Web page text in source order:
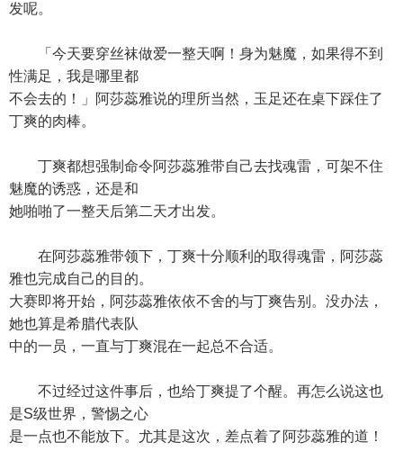
发呢。
「今天要穿丝袜做爱一整天啊！身为魅魔，如果得不到
性满足，我是哪里都
不会去的！」阿莎蕊雅说的理所当然，玉足还在桌下踩住了
丁爽的肉棒。
丁爽都想强制命令阿莎蕊雅带自己去找魂雷，可架不住
魅魔的诱惑，还是和
她啪啪了一整天后第二天才出发。
在阿莎蕊雅带领下，丁爽十分顺利的取得魂雷，阿莎蕊
雅也完成自己的目的。
大赛即将开始，阿莎蕊雅依依不舍的与丁爽告别。没办法，
她也算是希腊代表队
中的一员，一直与丁爽混在一起总不合适。
不过经过这件事后，也给丁爽提了个醒。再怎么说这也
是S级世界，警惕之心
是一点也不能放下。尤其是这次，差点着了阿莎蕊雅的道！